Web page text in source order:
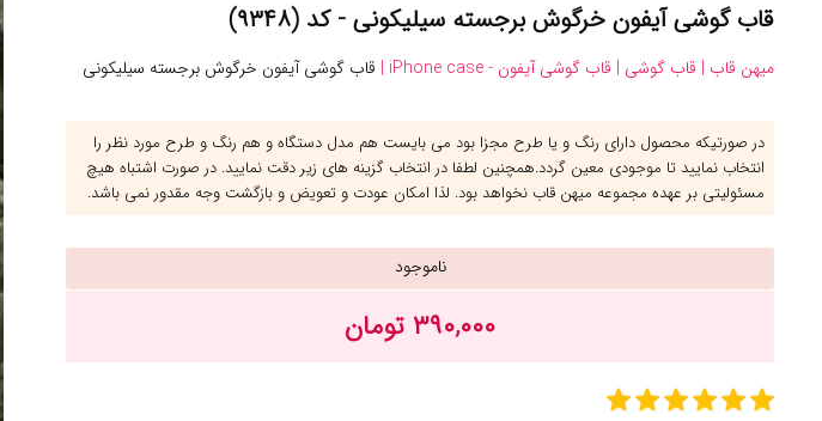
قاب گوشی آیفون خرگوش برجسته سیلیکونی - کد (۹۳۴۸)
میهن قاب | قاب گوشی | قاب گوشی آیفون - iPhone case | قاب گوشی آیفون خرگوش برجسته سیلیکونی
در صورتیکه محصول دارای رنگ و یا طرح مجزا بود می بایست هم مدل دستگاه و هم رنگ و طرح مورد نظر را
انتخاب نمایید تا موجودی معین گردد.همچنین لطفا در انتخاب گزینه های زیر دقت نمایید. در صورت اشتباه هیچ
مسئولیتی بر عهده مجموعه میهن قاب نخواهد بود. لذا امکان عودت و تعویض و بازگشت وجه مقدور نمی باشد.
ناموجود
۳۹۰,۰۰۰ تومان